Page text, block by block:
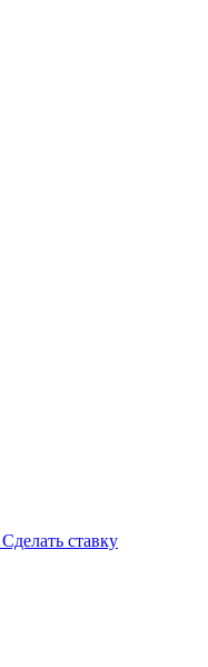
Сделать ставку